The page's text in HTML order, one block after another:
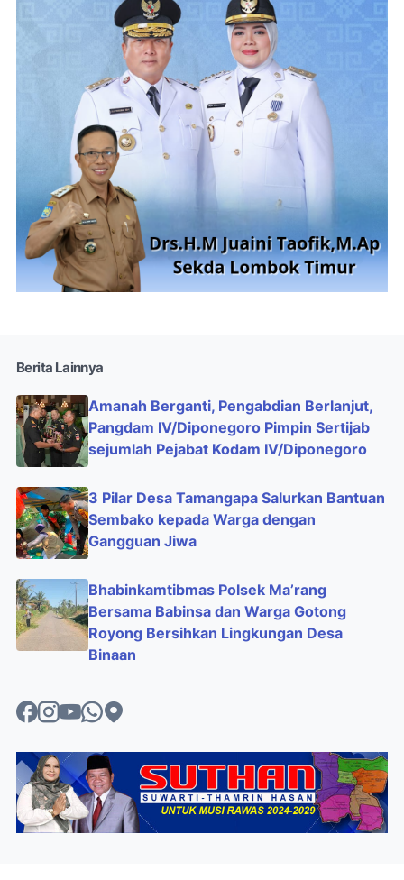
Berita Lainnya
Amanah Berganti, Pengabdian Berlanjut,
Pangdam IV/Diponegoro Pimpin Sertijab
sejumlah Pejabat Kodam IV/Diponegoro
3 Pilar Desa Tamangapa Salurkan Bantuan
Sembako kepada Warga dengan
Gangguan Jiwa
Bhabinkamtibmas Polsek Ma’rang
Bersama Babinsa dan Warga Gotong
Royong Bersihkan Lingkungan Desa
Binaan